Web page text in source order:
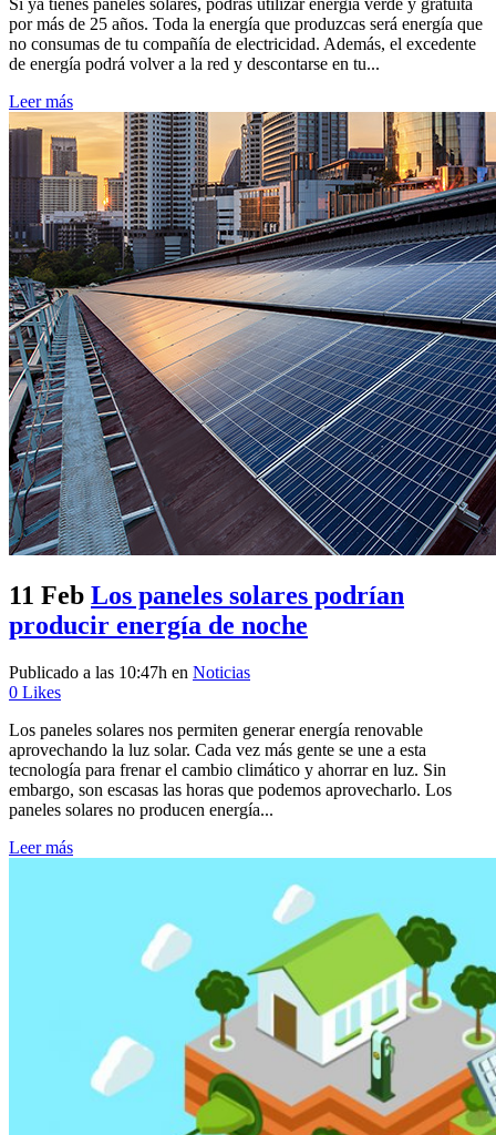
por más de 25 años. Toda la energía que produzcas será energía que
no consumas de tu compañía de electricidad. Además, el excedente
de energía podrá volver a la red y descontarse en tu...
Leer más
11 Feb Los paneles solares podrían
producir energía de noche
Publicado a las 10:47h en Noticias
0 Likes
Los paneles solares nos permiten generar energía renovable
aprovechando la luz solar. Cada vez más gente se une a esta
tecnología para frenar el cambio climático y ahorrar en luz. Sin
embargo, son escasas las horas que podemos aprovecharlo. Los
paneles solares no producen energía...
Leer más